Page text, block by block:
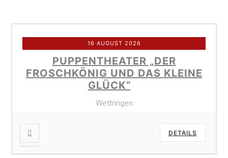
16 AUGUST 2026
PUPPENTHEATER „DER
FROSCHKÖNIG UND DAS KLEINE
GLÜCK“
Wettringen
DETAILS